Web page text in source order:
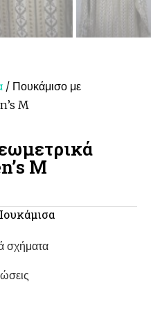
/ Πουκάμισο με
M
M
σχήματα